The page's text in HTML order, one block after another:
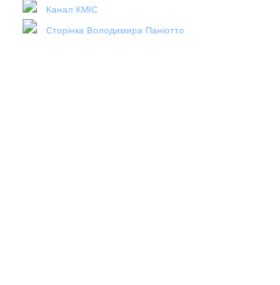
Канал КМІС
Сторінка Володимира Паніотто